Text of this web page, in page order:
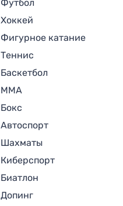
Футбол
Хоккей
Фигурное катание
Теннис
Баскетбол
MMA
Бокс
Автоспорт
Шахматы
Киберспорт
Биатлон
Допинг